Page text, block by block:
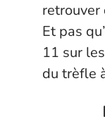
retrouver
Et pas
11 sur
du trèfle